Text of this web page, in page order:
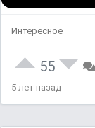
Интересное
55
5 лет назад